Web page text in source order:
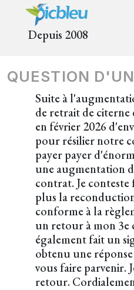
Depuis 2008
QUESTION
Suite à
de retrait de citerne
en février 2026
pour résilier notre
payer payer
une augmentation
contrat. Je
plus la
conforme à la
un retour à mon 3e
également fait un
obtenu une
vous faire parvenir.
retour.